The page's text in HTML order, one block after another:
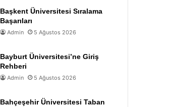
Başkent Üniversitesi Sıralama
Başarıları
Admin 5 Ağustos 2026
Bayburt Üniversitesi’ne Giriş
Rehberi
Admin 5 Ağustos 2026
Bahçeşehir Üniversitesi Taban